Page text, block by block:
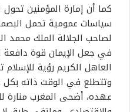
كما أن إمارة المؤمنين تحول
سياسات عمومية تحمل
لصاحب الجلالة الملك محمد
في جعل الإيمان قوة دافعة
العاهل الكريم رؤية
وتتطلع في الوقت ذاته
عهده، أضحى المغرب منارة